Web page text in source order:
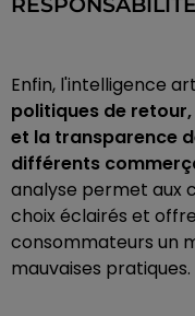
RESPONSABILITÉ
Enfin, l'intelligence
politiques de
et la transparence
différents
analyse permet aux
choix éclairés et
consommateurs un
mauvaises pratiques.